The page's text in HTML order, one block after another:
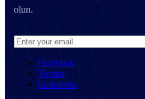
olun.
Facebook
Twitter
Linkdedin